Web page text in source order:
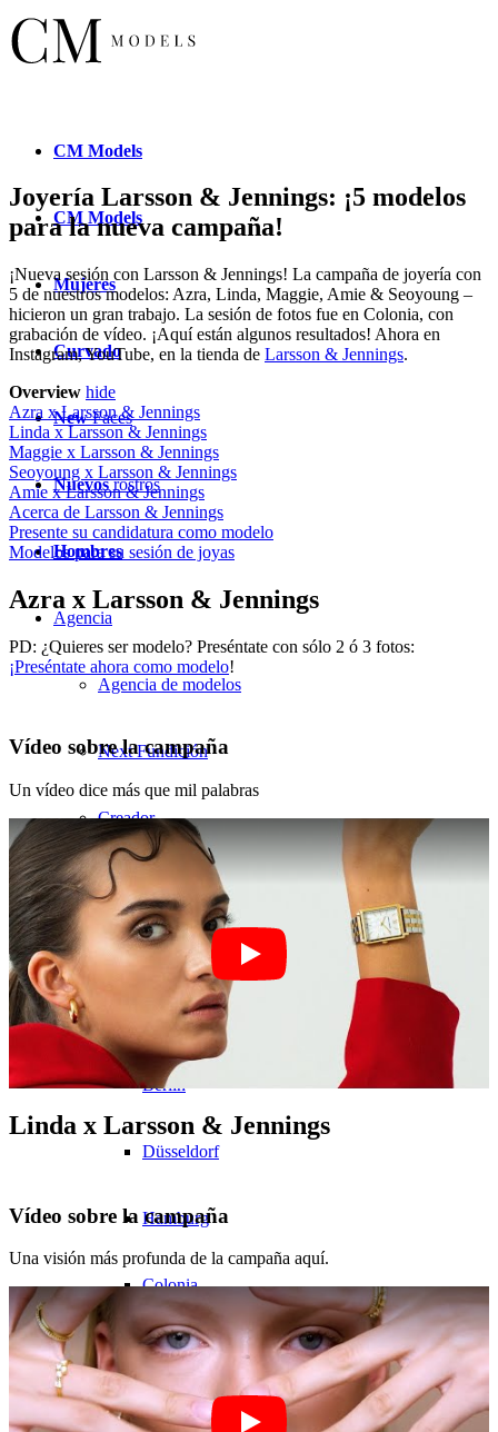
CM Models
CM Models
Mujeres
Curvado
NewFaces
Nuevosrostros
Hombres
Agencia
Agencia de modelos
Next Fundición
Creador
Clientes
CM Equipo
Modelos en la ciudad
Berlin
Düsseldorf
Hamburg
Colonia
London
Los Angeles
Joyería Larsson & Jennings: ¡5 modelos
para la nueva campaña!
¡Nueva sesión con Larsson & Jennings! La campaña de joyería con
5 de nuestros modelos: Azra, Linda, Maggie, Amie & Seoyoung –
hicieron un gran trabajo. La sesión de fotos fue en Colonia, con
grabación de vídeo. ¡Aquí están algunos resultados! Ahora en
Instagram, YouTube, en la tienda de Larsson & Jennings.
Overview hide
Azra x Larsson & Jennings
Linda x Larsson & Jennings
Maggie x Larsson & Jennings
Seoyoung x Larsson & Jennings
Amie x Larsson & Jennings
Acerca de Larsson & Jennings
Presente su candidatura como modelo
Modelos para su sesión de joyas
Azra x Larsson & Jennings
PD: ¿Quieres ser modelo? Preséntate con sólo 2 ó 3 fotos:
¡Preséntate ahora como modelo!
Vídeo sobre la campaña
Un vídeo dice más que mil palabras
Linda x Larsson & Jennings
Vídeo sobre la campaña
Una visión más profunda de la campaña aquí.